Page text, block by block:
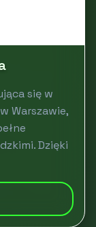
się w
Warszawie,
Dzięki